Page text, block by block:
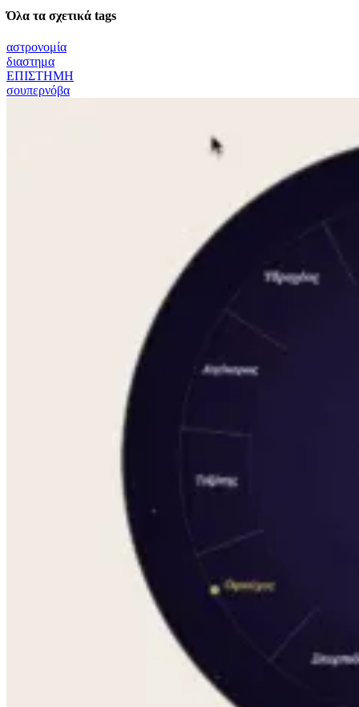
Όλα τα σχετικά tags
αστρονομία
διαστημα
ΕΠΙΣΤΗΜΗ
σουπερνόβα